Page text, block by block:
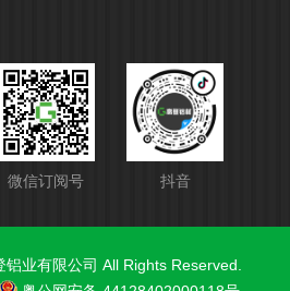
微信订阅号 抖音
业有限公司 All Rights Reserved.